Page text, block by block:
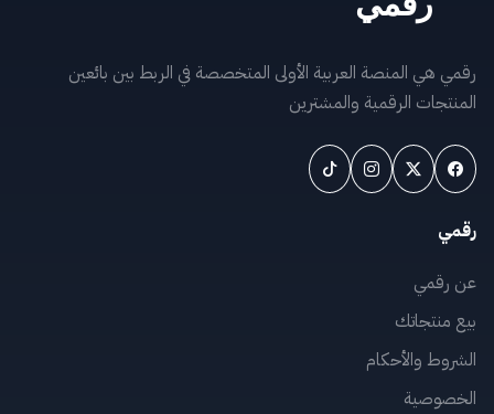
رقمي هي المنصة العربية الأولى المتخصصة في الربط بين بائعين
المنتجات الرقمية والمشترين
رقمي
عن رقمي
بيع منتجاتك
الشروط والأحكام
الخصوصية